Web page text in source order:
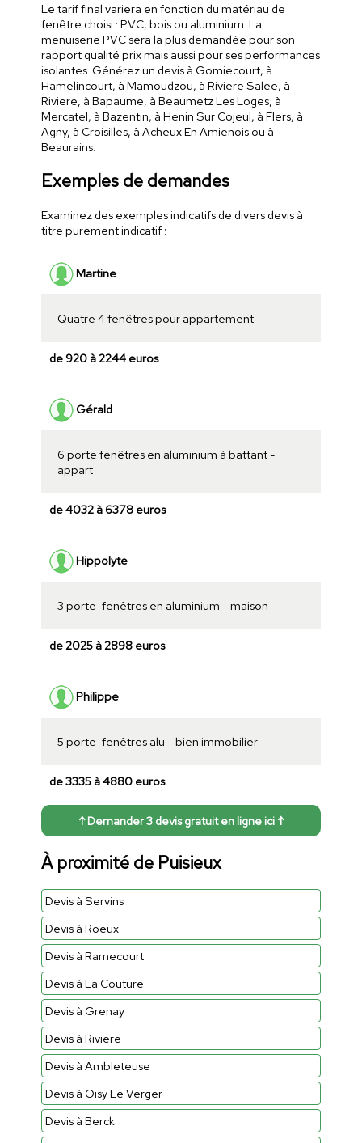
Le tarif final variera en fonction du matériau de
fenêtre choisi : PVC, bois ou aluminium. La
menuiserie PVC sera la plus demandée pour son
rapport qualité prix mais aussi pour ses performances
isolantes. Générez un devis à Gomiecourt, à
Hamelincourt, à Mamoudzou, à Riviere Salee, à
Riviere, à Bapaume, à Beaumetz Les Loges, à
Mercatel, à Bazentin, à Henin Sur Cojeul, à Flers, à
Agny, à Croisilles, à Acheux En Amienois ou à
Beaurains.
Exemples de demandes
Examinez des exemples indicatifs de divers devis à
titre purement indicatif :
Martine
Quatre 4 fenêtres pour appartement
de 920 à 2244 euros
Gérald
6 porte fenêtres en aluminium à battant -
appart
de 4032 à 6378 euros
Hippolyte
3 porte-fenêtres en aluminium - maison
de 2025 à 2898 euros
Philippe
5 porte-fenêtres alu - bien immobilier
de 3335 à 4880 euros
↑ Demander 3 devis gratuit en ligne ici ↑
À proximité de Puisieux
Devis à Servins
Devis à Roeux
Devis à Ramecourt
Devis à La Couture
Devis à Grenay
Devis à Riviere
Devis à Ambleteuse
Devis à Oisy Le Verger
Devis à Berck